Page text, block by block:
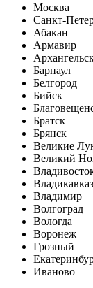
Москва
Санкт-
Абакан
Армавир
Барнаул
Белгород
Бийск
Братск
Брянск
Великие
Великий
Владикавказ
Владимир
Волгоград
Вологда
Воронеж
Грозный
Иваново